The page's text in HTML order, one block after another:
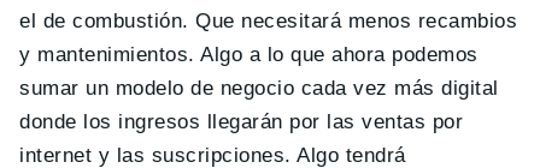
el de combustión. Que necesitará menos recambios
y mantenimientos. Algo a lo que ahora podemos
sumar un modelo de negocio cada vez más digital
donde los ingresos llegarán por las ventas por
internet y las suscripciones. Algo tendrá